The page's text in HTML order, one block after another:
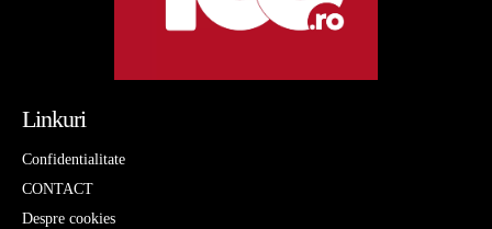
Linkuri
Confidentialitate
CONTACT
Despre cookies